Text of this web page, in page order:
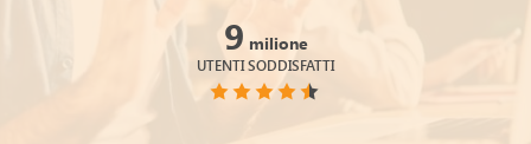
9 milione
UTENTI SODDISFATTI